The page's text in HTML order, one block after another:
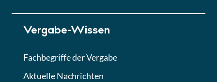
Lektion 7
Finales Quiz
Vergabe-Wissen
Fachbegriffe der Vergabe
Aktuelle Nachrichten